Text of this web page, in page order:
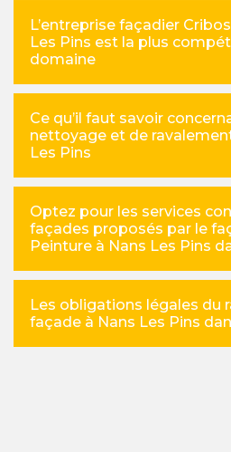
L’entreprise façadier
Les Pins est la plus
domaine
Ce qu’il faut savoir
nettoyage et de
Les Pins
Optez pour les services
façades proposés par le
Peinture à Nans Les Pins
Les obligations légales du
façade à Nans Les Pins